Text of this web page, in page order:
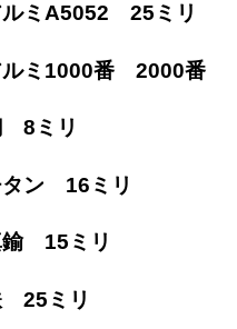
ルミA5052 25ミリ
ルミ1000番 2000番
8ミリ
タン 16ミリ
鍮 15ミリ
25ミリ